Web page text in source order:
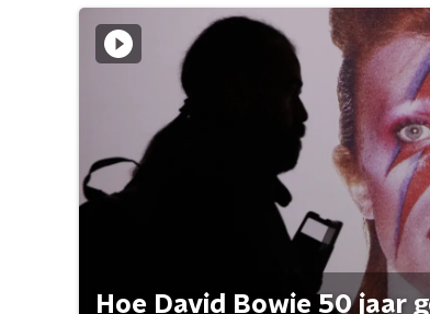
Hoe David Bowie 50 jaar